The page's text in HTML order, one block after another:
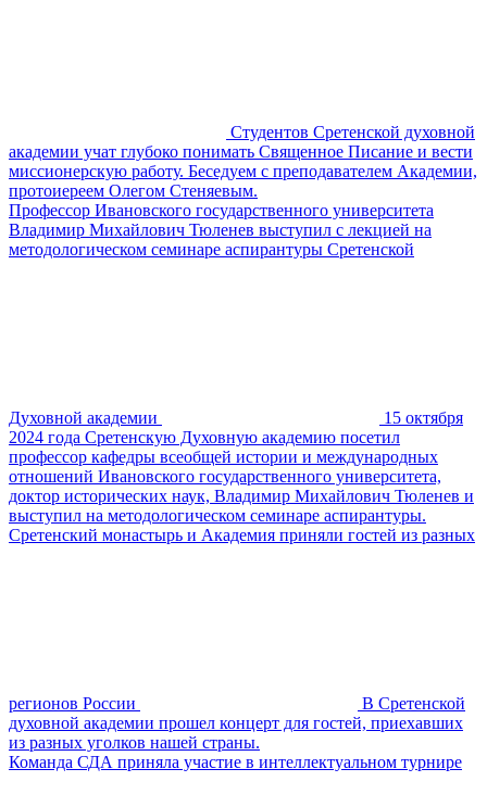
Студентов Сретенской духовной
академии учат глубоко понимать Священное Писание и вести
миссионерскую работу. Беседуем с преподавателем Академии,
протоиереем Олегом Стеняевым.
Профессор Ивановского государственного университета
Владимир Михайлович Тюленев выступил с лекцией на
методологическом семинаре аспирантуры Сретенской
Духовной академии
15 октября
2024 года Сретенскую Духовную академию посетил
профессор кафедры всеобщей истории и международных
отношений Ивановского государственного университета,
доктор исторических наук, Владимир Михайлович Тюленев и
выступил на методологическом семинаре аспирантуры.
Сретенский монастырь и Академия приняли гостей из разных
регионов России
В Сретенской
духовной академии прошел концерт для гостей, приехавших
из разных уголков нашей страны.
Команда СДА приняла участие в интеллектуальном турнире